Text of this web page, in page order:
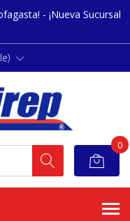
- ¡Nueva Sucursal
0